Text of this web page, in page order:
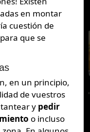
en montar
cuestión de
que se
en un principio,
de vuestros
y pedir
o incluso